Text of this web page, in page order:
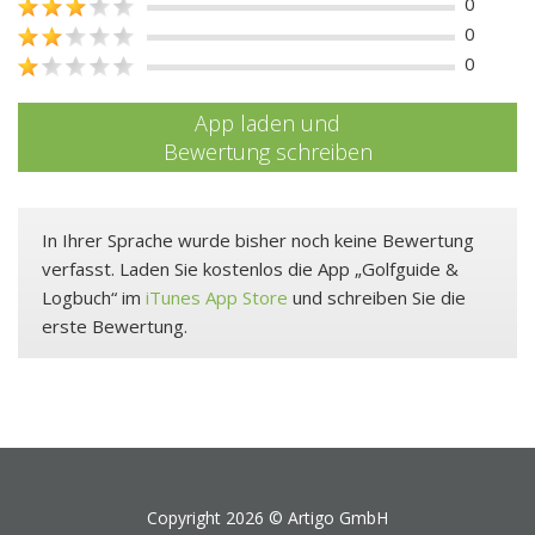
0
0
App laden und
Bewertung schreiben
In Ihrer Sprache wurde bisher noch keine Bewertung
verfasst. Laden Sie kostenlos die App „Golfguide &
Logbuch“ im iTunes App Store und schreiben Sie die
erste Bewertung.
Copyright 2026 © Artigo GmbH